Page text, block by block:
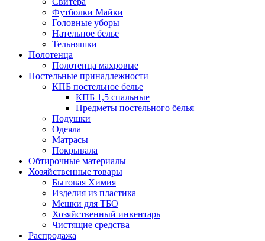
Футболки Майки
Головные уборы
Нательное белье
Тельняшки
Полотенца
Полотенца махровые
Постельные принадлежности
КПБ постельное белье
КПБ 1,5 спальные
Предметы постельного белья
Подушки
Одеяла
Матрасы
Покрывала
Обтирочные материалы
Хозяйственные товары
Бытовая Химия
Изделия из пластика
Мешки для ТБО
Хозяйственный инвентарь
Чистящие средства
Распродажа